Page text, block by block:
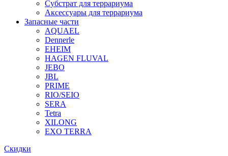
Субстрат для террариума
Аксессуары для террариума
Запасные части
AQUAEL
Dennerle
EHEIM
HAGEN FLUVAL
JEBO
JBL
PRIME
RIO/SEIO
SERA
Tetra
XILONG
EXO TERRA
Скидки